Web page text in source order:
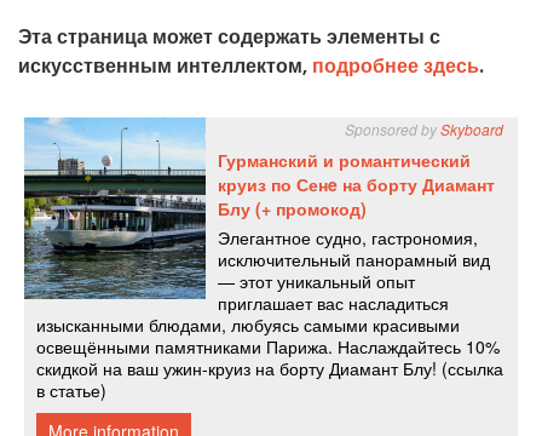
Эта страница может содержать элементы с
искусственным интеллектом, подробнее здесь.